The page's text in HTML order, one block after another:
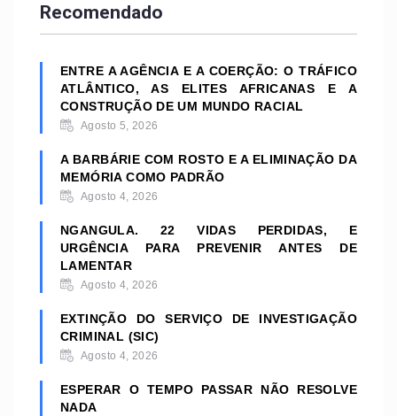
Recomendado
ENTRE A AGÊNCIA E A COERÇÃO: O TRÁFICO
ATLÂNTICO, AS ELITES AFRICANAS E A
CONSTRUÇÃO DE UM MUNDO RACIAL
Agosto 5, 2026
A BARBÁRIE COM ROSTO E A ELIMINAÇÃO DA
MEMÓRIA COMO PADRÃO
Agosto 4, 2026
NGANGULA. 22 VIDAS PERDIDAS, E
URGÊNCIA PARA PREVENIR ANTES DE
LAMENTAR
Agosto 4, 2026
EXTINÇÃO DO SERVIÇO DE INVESTIGAÇÃO
CRIMINAL (SIC)
Agosto 4, 2026
ESPERAR O TEMPO PASSAR NÃO RESOLVE
NADA